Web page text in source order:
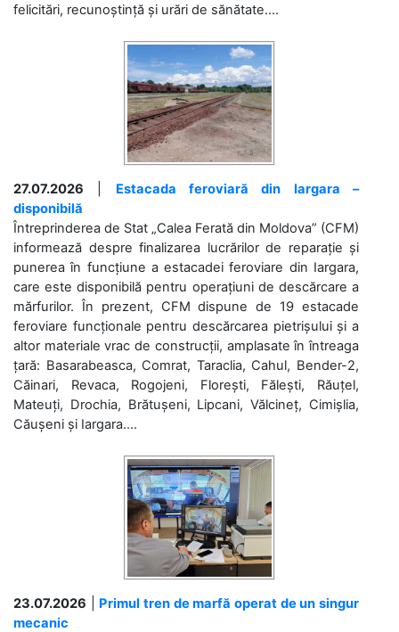
felicitări, recunoștință și urări de sănătate....
27.07.2026
Estacada feroviară din Iargara –
disponibilă
Întreprinderea de Stat „Calea Ferată din Moldova” (CFM)
informează despre finalizarea lucrărilor de reparație și
punerea în funcțiune a estacadei feroviare din Iargara,
care este disponibilă pentru operațiuni de descărcare a
mărfurilor. În prezent, CFM dispune de 19 estacade
feroviare funcționale pentru descărcarea pietrișului și a
altor materiale vrac de construcții, amplasate în întreaga
țară: Basarabeasca, Comrat, Taraclia, Cahul, Bender-2,
Căinari, Revaca, Rogojeni, Florești, Fălești, Răuțel,
Mateuți, Drochia, Brătușeni, Lipcani, Vălcineț, Cimișlia,
Căușeni și Iargara....
23.07.2026
Primul tren de marfă operat de un singur
mecanic